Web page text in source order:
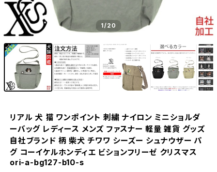
1/20
リアル 犬 猫 ワンポイント 刺繍 ナイロン ミニショルダ
ーバッグ レディース メンズ ファスナー 軽量 雑貨 グッズ
自社ブランド 柄 柴犬 チワワ シーズー シュナウザー パ
グ コーイケルホンディエ ビションフリーゼ クリスマス
ori-a-bg127-b10-s